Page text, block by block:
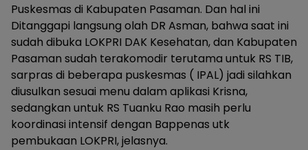
Puskesmas di Kabupaten Pasaman. Dan hal ini
Ditanggapi langsung olah DR Asman, bahwa saat ini
sudah dibuka LOKPRI DAK Kesehatan, dan Kabupaten
Pasaman sudah terakomodir terutama untuk RS TIB,
sarpras di beberapa puskesmas ( IPAL) jadi silahkan
diusulkan sesuai menu dalam aplikasi Krisna,
sedangkan untuk RS Tuanku Rao masih perlu
koordinasi intensif dengan Bappenas utk
pembukaan LOKPRI, jelasnya.